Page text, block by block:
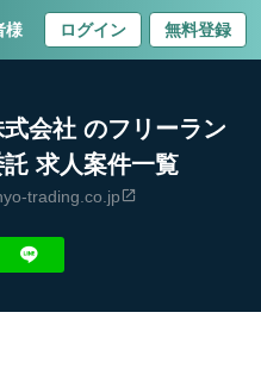
様 ログイン 無料登録
会社 のフリーラン
求人案件一覧
trading.co.jp